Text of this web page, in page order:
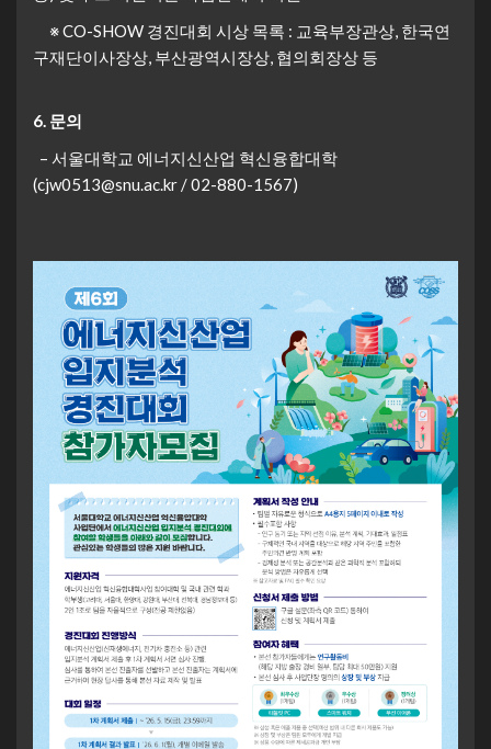
※ CO-SHOW 경진대회 시상 목록 : 교육부장관상, 한국연
구재단이사장상, 부산광역시장상, 협의회장상 등
6. 문의
– 서울대학교 에너지신산업 혁신융합대학
(cjw0513@snu.ac.kr / 02-880-1567)